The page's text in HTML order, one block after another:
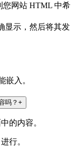
您网站 HTML 中希
显示，然后将其发
嵌入。
吗？ +
的内容。
行。